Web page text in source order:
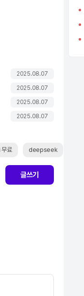
2025.08.07
2025.08.07
2025.08.07
2025.08.07
무료 deepseek
글쓰기